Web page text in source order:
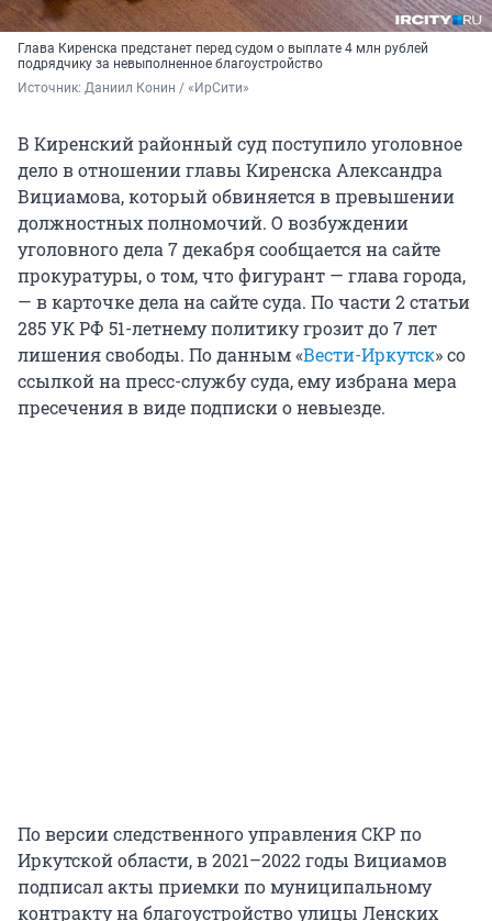
Глава Киренска предстанет перед судом о выплате 4 млн рублей
подрядчику за невыполненное благоустройство
Источник: Даниил Конин / «ИрСити»
В Киренский районный суд поступило уголовное
дело в отношении главы Киренска Александра
Вициамова, который обвиняется в превышении
должностных полномочий. О возбуждении
уголовного дела 7 декабря сообщается на сайте
прокуратуры, о том, что фигурант — глава города,
— в карточке дела на сайте суда. По части 2 статьи
285 УК РФ 51-летнему политику грозит до 7 лет
лишения свободы. По данным «Вести-Иркутск» со
ссылкой на пресс-службу суда, ему избрана мера
пресечения в виде подписки о невыезде.
По версии следственного управления СКР по
Иркутской области, в 2021–2022 годы Вициамов
подписал акты приемки по муниципальному
контракту на благоустройство улицы Ленских